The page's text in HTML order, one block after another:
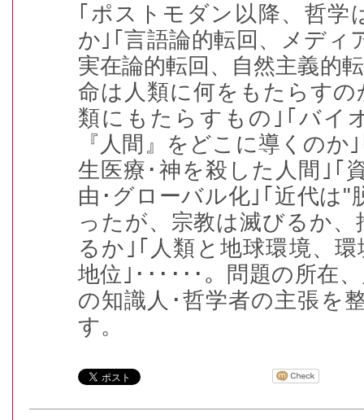
｢ポストモダン以降、哲学
か｣｢言語論的転回、メディ
実在論的転回、自然主義的
命は人類に何をもたらすの
類にもたらすもの｣｢バイ
『人間』をどこに導くのか
生医療･神を殺した人間｣｢
由･グローバル化｣｢近代は"
ったが、宗教は滅びるか
るか｣｢人類と地球環境、
地位｣･･････。問題の所在
の知識人･哲学者の主張を
す。